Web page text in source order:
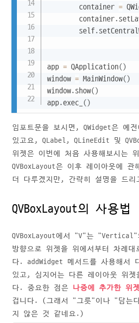
        container
=
        container
.
        self
.
app = QApplication()
window = MainWindow()
window. show()
app.exec_ ()
임포트문을 보시면, QWidget은 예전
있고요, QLabel, QLineEdit 및
위젯은 이번에 처음 사용해보시는
QVBoxLayout은 이후 레이아웃에
더 다루겠지만, 간략히 설명을 드리
QVBoxLayout의 사용법
QVBoxLayout에서 "V"는
방향으로 위젯을 위에서부터 차례대
다. addWidget 메서드를 사용해서
있고, 심지어는 다른 레이아웃 위젯
다. 중요한 점은 나중에 추가한 위
겁니다. (그래서 "그릇"이나 "담는
지 않은 것 같네요.)